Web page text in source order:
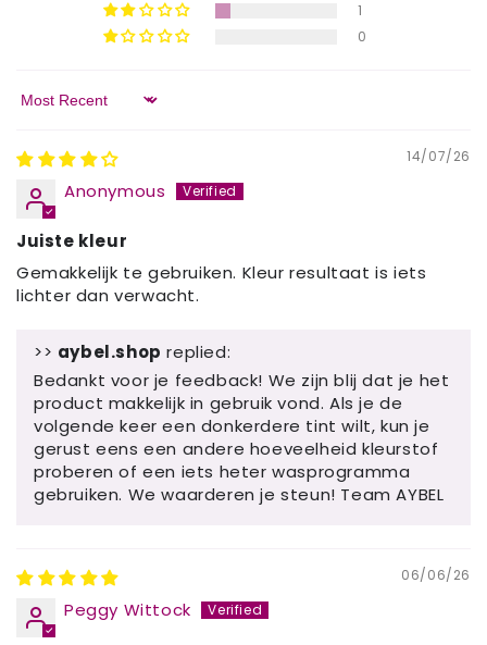
1
0
Sort by
14/07/26
Anonymous
Juiste kleur
Gemakkelijk te gebruiken. Kleur resultaat is iets
lichter dan verwacht.
>> aybel.shop replied:
Bedankt voor je feedback! We zijn blij dat je het
product makkelijk in gebruik vond. Als je de
volgende keer een donkerdere tint wilt, kun je
gerust eens een andere hoeveelheid kleurstof
proberen of een iets heter wasprogramma
gebruiken. We waarderen je steun! Team AYBEL
06/06/26
Peggy Wittock